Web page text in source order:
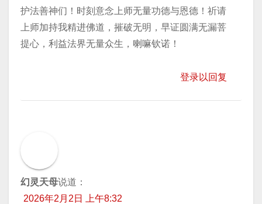
护法善神们！时刻意念上师无量功德与恩德！祈请
上师加持我精进佛道，摧破无明，早证圆满无漏菩
提心，利益法界无量众生，喇嘛钦诺！
登录以回复
幻灵天母说道：
2026年2月2日 上午8:32